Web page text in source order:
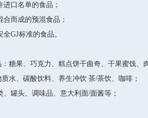
进口名单的食品；
合而成的预混食品；
GJ标准的食品。
糖果、巧克力、糕点饼干曲奇、干果蜜饯、
水、碳酸饮料、养生冲饮 茶/茶饮、咖啡；
罐头、调味品、意大利面/面酱等；